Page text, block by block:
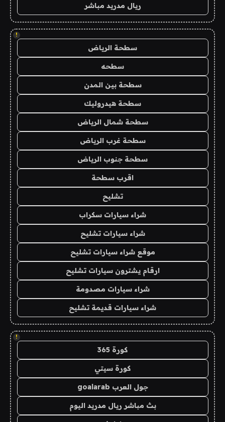
ريال مدريد مباشر
!
سطحة الرياض
سطحه
سطحة بين المدن
سطحة هيدروليك
سطحة شمال الرياض
سطحة غرب الرياض
سطحة جنوب الرياض
اقرب سطحة
تشليح
شراء سيارات سكراب
شراء سيارات تشليح
موقع شراء سيارات تشليح
ارقام يشترون سيارات تشليح
شراء سيارات مصدومة
شراء سيارات قديمة تشليح
!
كورة 365
كورة سيتي
جول العرب goalarab
بث مباشر ريال مدريد اليوم